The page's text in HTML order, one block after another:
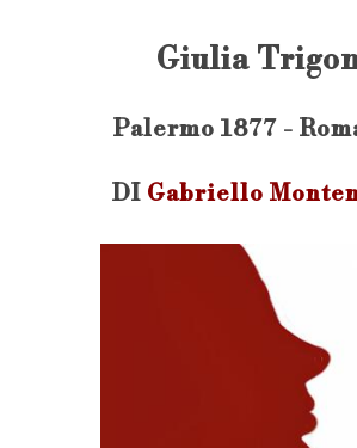
Giulia
Palermo 1877 -
DI Gabriello